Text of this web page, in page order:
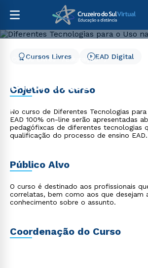
Cursos Livres
Educação
Diferentes
para o Uso na EAD
Cursos Livres EAD Digital
Objetivo do curso
No curso de Diferentes Tecnologias
EAD 100% on-line serão apresentadas
pedagófixcas de diferentes tecnologias
qualificação do processo de ensino EAD.
Público Alvo
O curso é destinado aos profissionais
correlatas, bem como aos que desejam
conhecimento sobre o assunto.
Coordenação do Curso